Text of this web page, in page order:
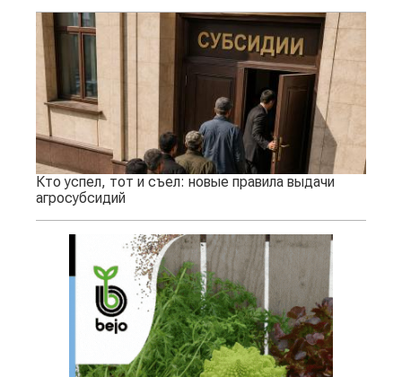
Кто успел, тот и съел: новые правила выдачи
агросубсидий